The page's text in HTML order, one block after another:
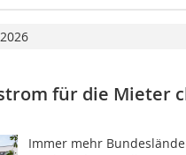
für die Mieter
Immer mehr